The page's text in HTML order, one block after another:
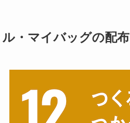
・マイバッグの配布